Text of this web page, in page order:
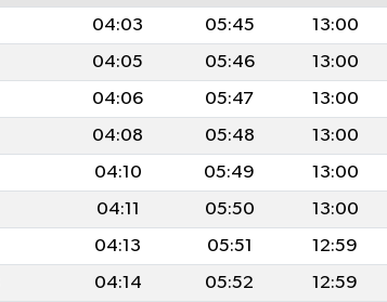
04:03 05:45 13:00
04:05 05:46 13:00
04:06 05:47 13:00
04:08 05:48 13:00
04:10 05:49 13:00
04:11 05:50 13:00
04:13 05:51 12:59
04:14 05:52 12:59